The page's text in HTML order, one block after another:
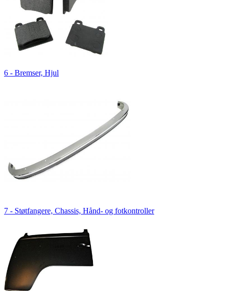
6 - Bremser, Hjul
7 - Støtfangere, Chassis, Hånd- og fotkontroller